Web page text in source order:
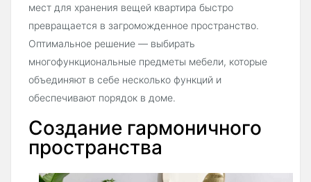
мест для хранения вещей квартира быстро
превращается в загроможденное пространство.
Оптимальное решение — выбирать
многофункциональные предметы мебели, которые
объединяют в себе несколько функций и
обеспечивают порядок в доме.
Создание гармоничного
пространства